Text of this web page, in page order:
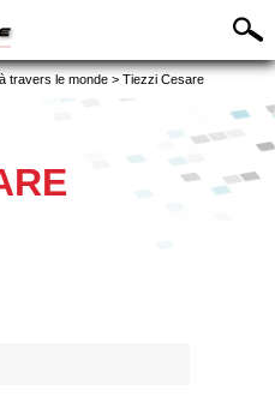
travers le monde > Tiezzi Cesare